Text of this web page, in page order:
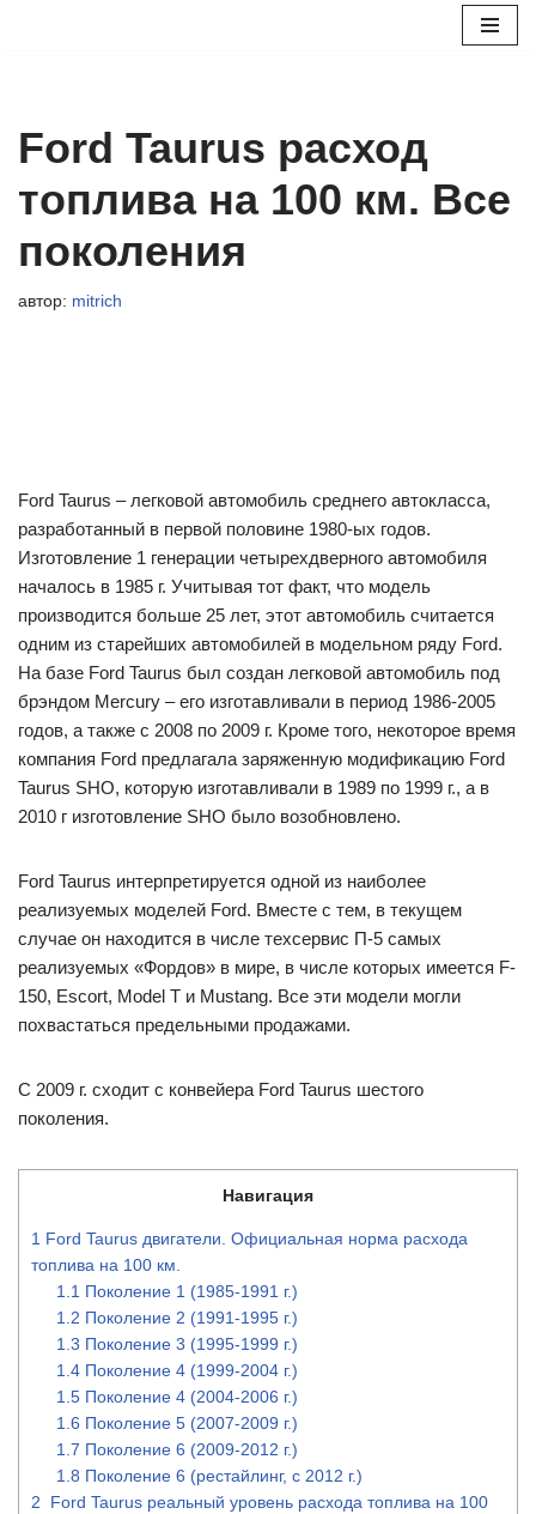
Ford Taurus расход
топлива на 100 км. Все
поколения
автор: mitrich
Ford Taurus – легковой автомобиль среднего автокласса,
разработанный в первой половине 1980-ых годов.
Изготовление 1 генерации четырехдверного автомобиля
началось в 1985 г. Учитывая тот факт, что модель
производится больше 25 лет, этот автомобиль считается
одним из старейших автомобилей в модельном ряду Ford.
На базе Ford Taurus был создан легковой автомобиль под
брэндом Mercury – его изготавливали в период 1986-2005
годов, а также с 2008 по 2009 г. Кроме того, некоторое время
компания Ford предлагала заряженную модификацию Ford
Taurus SHO, которую изготавливали в 1989 по 1999 г., а в
2010 г изготовление SHO было возобновлено.
Ford Taurus интерпретируется одной из наиболее
реализуемых моделей Ford. Вместе с тем, в текущем
случае он находится в числе техсервис П-5 самых
реализуемых «Фордов» в мире, в числе которых имеется F-
150, Escort, Model T и Mustang. Все эти модели могли
похвастаться предельными продажами.
С 2009 г. сходит с конвейера Ford Taurus шестого
поколения.
Навигация
1 Ford Taurus двигатели. Официальная норма расхода
топлива на 100 км.
1.1 Поколение 1 (1985-1991 г.)
1.2 Поколение 2 (1991-1995 г.)
1.3 Поколение 3 (1995-1999 г.)
1.4 Поколение 4 (1999-2004 г.)
1.5 Поколение 4 (2004-2006 г.)
1.6 Поколение 5 (2007-2009 г.)
1.7 Поколение 6 (2009-2012 г.)
1.8 Поколение 6 (рестайлинг, с 2012 г.)
2 Ford Taurus реальный уровень расхода топлива на 100